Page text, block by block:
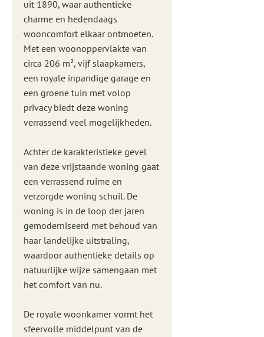
uit 1890, waar authentieke
charme en hedendaags
wooncomfort elkaar ontmoeten.
Met een woonoppervlakte van
circa 206 m², vijf slaapkamers,
een royale inpandige garage en
een groene tuin met volop
privacy biedt deze woning
verrassend veel mogelijkheden.
Achter de karakteristieke gevel
van deze vrijstaande woning gaat
een verrassend ruime en
verzorgde woning schuil. De
woning is in de loop der jaren
gemoderniseerd met behoud van
haar landelijke uitstraling,
waardoor authentieke details op
natuurlijke wijze samengaan met
het comfort van nu.
De royale woonkamer vormt het
sfeervolle middelpunt van de